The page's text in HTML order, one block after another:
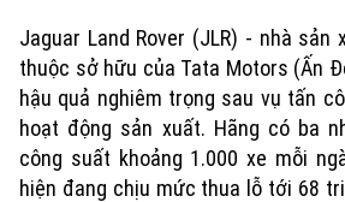
Điện ảnh
Thời trang
Âm nhạc
Jaguar Land Rover (JLR) - nhà sản
thuộc sở hữu của Tata Motors (Ấn
hậu quả nghiêm trọng sau vụ tấn
hoạt động sản xuất. Hãng có ba
công suất khoảng 1.000 xe mỗi
hiện đang chịu mức thua lỗ tới 68